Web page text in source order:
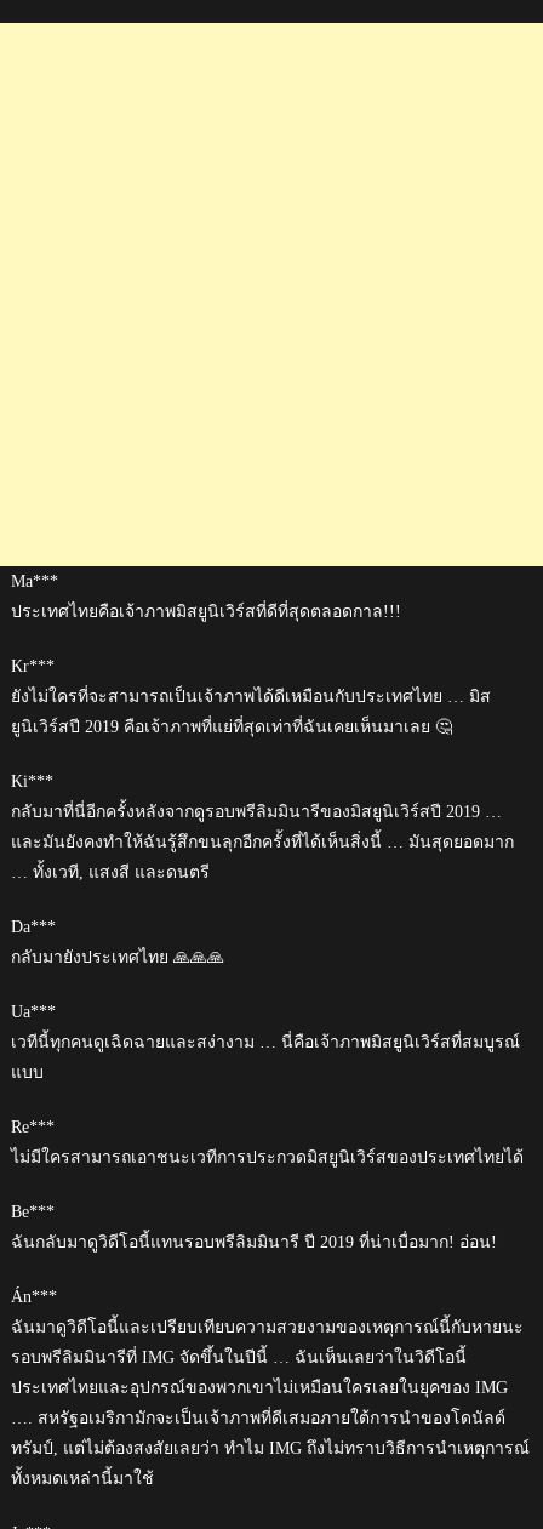
Ma***
ประเทศไทยคือเจ้าภาพมิสยูนิเวิร์สที่ดีที่สุดตลอดกาล!!!
Kr***
ยังไม่ใครที่จะสามารถเป็นเจ้าภาพได้ดีเหมือนกับประเทศไทย … มิส
ยูนิเวิร์สปี 2019 คือเจ้าภาพที่แย่ที่สุดเท่าที่ฉันเคยเห็นมาเลย 🤔
Ki***
กลับมาที่นี่อีกครั้งหลังจากดูรอบพรีลิมมินารีของมิสยูนิเวิร์สปี 2019 …
และมันยังคงทำให้ฉันรู้สึกขนลุกอีกครั้งที่ได้เห็นสิ่งนี้ … มันสุดยอดมาก
… ทั้งเวที, แสงสี และดนตรี
Da***
กลับมายังประเทศไทย 🙏🙏🙏
Ua***
เวทีนี้ทุกคนดูเฉิดฉายและสง่างาม … นี่คือเจ้าภาพมิสยูนิเวิร์สที่สมบูรณ์
แบบ
Re***
ไม่มีใครสามารถเอาชนะเวทีการประกวดมิสยูนิเวิร์สของประเทศไทยได้
Be***
ฉันกลับมาดูวิดีโอนี้แทนรอบพรีลิมมินารี ปี 2019 ที่น่าเบื่อมาก! อ่อน!
Án***
ฉันมาดูวิดีโอนี้และเปรียบเทียบความสวยงามของเหตุการณ์นี้กับหายนะ
รอบพรีลิมมินารีที่ IMG จัดขึ้นในปีนี้ … ฉันเห็นเลยว่าในวิดีโอนี้
ประเทศไทยและอุปกรณ์ของพวกเขาไม่เหมือนใครเลยในยุคของ IMG
…. สหรัฐอเมริกามักจะเป็นเจ้าภาพที่ดีเสมอภายใต้การนำของโดนัลด์
ทรัมป์, แต่ไม่ต้องสงสัยเลยว่า ทำไม IMG ถึงไม่ทราบวิธีการนำเหตุการณ์
ทั้งหมดเหล่านี้มาใช้